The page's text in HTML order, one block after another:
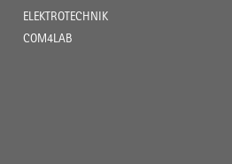
ELEKTROTECHNIK
COM4LAB